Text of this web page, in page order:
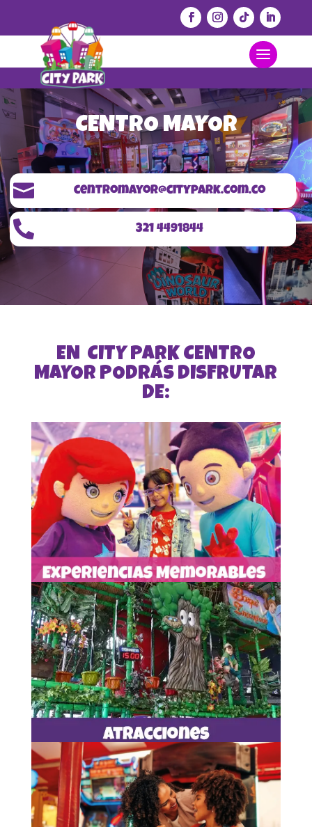
CENTRO MAYOR
 centromayor@citypark.com.co
 321 4491844
EN CITY PARK CENTRO
MAYOR PODRÁS DISFRUTAR
DE:
Experiencias Memorables
¡Todos los fines de semana los superhéroes de la
diversión
Félix y Alegra
salen al parque a repartir
felicidad a todos nuestros visitantes!
Ver más
Ver atracciones
Playground
Barco pesquero
Conguito
Muros de escalar
¡Más diversión en máquinas de video!
Atracciones
Martes y jueves 50% de
descuento todo el día
*Aplica para maquinas y atracciones marcadas